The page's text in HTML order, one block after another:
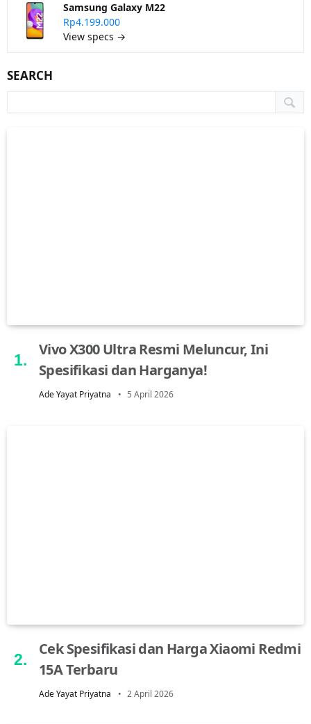
Samsung Galaxy M22
Rp4.199.000
View specs →
SEARCH
Vivo X300 Ultra Resmi Meluncur, Ini
Spesifikasi dan Harganya!
Ade Yayat Priyatna 5 April 2026
Cek Spesifikasi dan Harga Xiaomi Redmi
15A Terbaru
Ade Yayat Priyatna 2 April 2026